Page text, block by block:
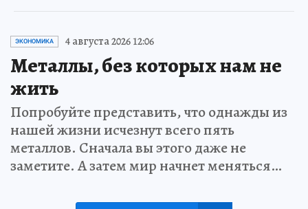
ЭКОНОМИКА 4 августа 2026 12:06
Металлы, без которых нам не
жить
Попробуйте представить, что однажды из
нашей жизни исчезнут всего пять
металлов. Сначала вы этого даже не
заметите. А затем мир начнет меняться…